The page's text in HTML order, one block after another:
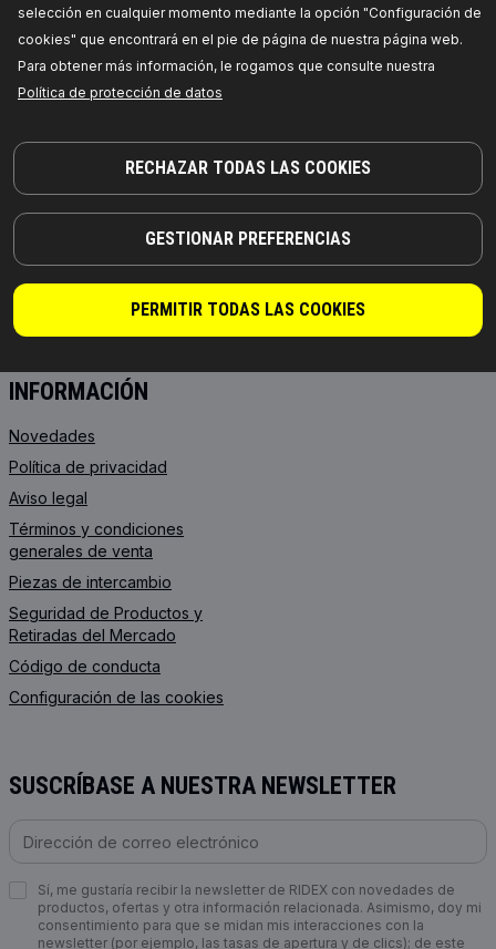
selección en cualquier momento mediante la opción "Configuración de
cookies" que encontrará en el pie de página de nuestra página web.
Para obtener más información, le rogamos que consulte nuestra
Política de protección de datos
RECHAZAR TODAS LAS COOKIES
GESTIONAR PREFERENCIAS
PERMITIR TODAS LAS COOKIES
PRODUCTOS
ACERCA DE NOSOTROS
RIDEX REMAN
Aceite de motor
Aceites para transmisión
Baterías de arranque
ANTICONGELANTE
COLABORACIÓN
Dónde comprar
FAQ
Integración de la API
INFORMACIÓN
Novedades
Política de privacidad
Aviso legal
Términos y condiciones
generales de venta
Piezas de intercambio
Seguridad de Productos y
Retiradas del Mercado
Código de conducta
Configuración de las cookies
SUSCRÍBASE A NUESTRA NEWSLETTER
Sí, me gustaría recibir la newsletter de RIDEX con novedades de
productos, ofertas y otra información relacionada. Asimismo, doy mi
consentimiento para que se midan mis interacciones con la
newsletter (por ejemplo, las tasas de apertura y de clics); de este